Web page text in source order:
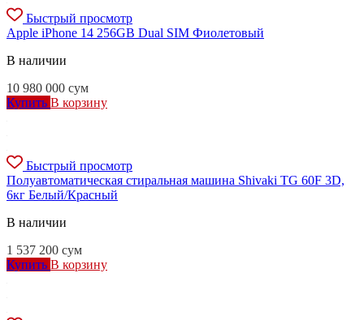
Быстрый просмотр
Apple iPhone 14 256GB Dual SIM Фиолетовый
В наличии
10 980 000 сум
Купить В корзину
Быстрый просмотр
Полуавтоматическая стиральная машина Shivaki TG 60F 3D,
6кг Белый/Красный
В наличии
1 537 200 сум
Купить В корзину